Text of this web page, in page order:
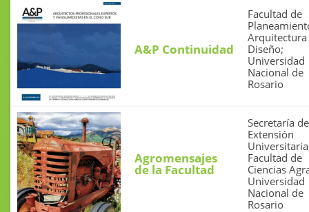
A&P Continuidad
Facultad de
Arquitectura
Diseño;
Universidad
Nacional de
Rosario
Agromensajes
de la Facultad
Secretaría de
Extensión
Facultad de
Ciencias
Universidad
Nacional de
Rosario